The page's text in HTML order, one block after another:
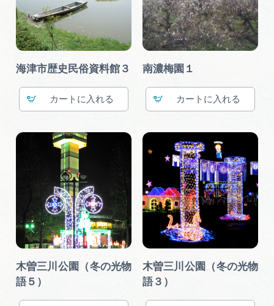
海津市歴史民俗資料館３
カート
南濃梅園１
カート
木曽三川公園（冬の光物
語５）
木曽三川公園（冬の光物
語３）